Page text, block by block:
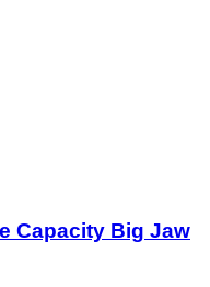
Capacity Big Jaw